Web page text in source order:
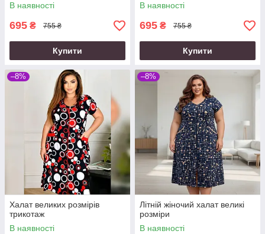
В наявності
695 ₴ 755 ₴
Купити
В наявності
695 ₴ 755 ₴
Купити
–8%
Халат великих розмірів
трикотаж
В наявності
–8%
Літній жіночий халат великі
розміри
В наявності